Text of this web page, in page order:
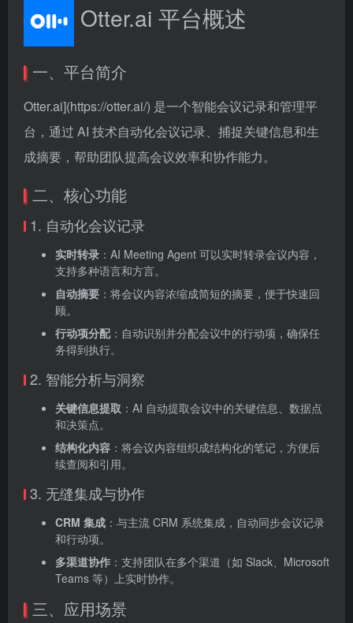
Otter.ai 平台概述
一、平台简介
Otter.ai](https://otter.ai/) 是一个智能会议记录和管理平
台，通过 AI 技术自动化会议记录、捕捉关键信息和生
成摘要，帮助团队提高会议效率和协作能力。
二、核心功能
1. 自动化会议记录
实时转录 ‌：AI Meeting Agent 可以实时转录会议内容，
支持多种语言和方言。
自动摘要 ‌：将会议内容浓缩成简短的摘要，便于快速回
顾。
行动项分配‌：自动识别并分配会议中的行动项，确保任
务得到执行。
2. 智能分析与洞察
关键信息提取 ‌：AI 自动提取会议中的关键信息、数据点
和决策点。
结构化内容 ‌：将会议内容组织成结构化的笔记，方便后
续查阅和引用。
3. 无缝集成与协作
CRM 集成 ‌：与主流 CRM 系统集成，自动同步会议记录
和行动项。
多渠道协作 ‌：支持团队在多个渠道（如 Slack、Microsoft
Teams 等）上实时协作。
三、应用场景